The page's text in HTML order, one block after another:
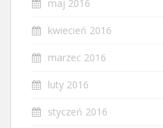
maj 2016
kwiecień 2016
marzec 2016
luty 2016
styczeń 2016